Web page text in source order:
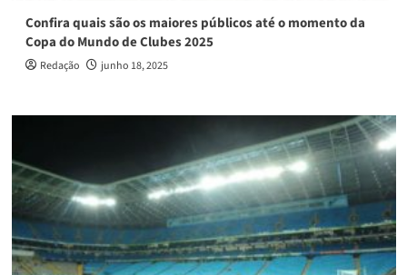
Confira quais são os maiores públicos até o momento da
Copa do Mundo de Clubes 2025
Redação junho 18, 2025